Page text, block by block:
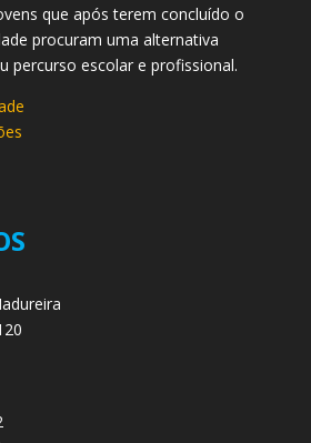
que após terem concluído o
procuram uma alternativa
percurso escolar e profissional.